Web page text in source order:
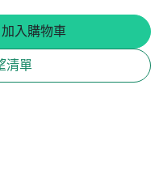
加入購物車
清單